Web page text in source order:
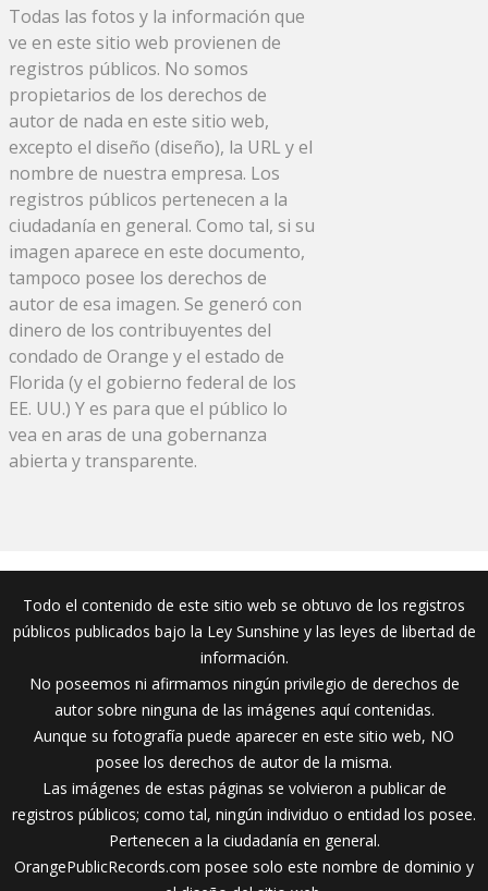
Todas las fotos y la información que
ve en este sitio web provienen de
registros públicos. No somos
propietarios de los derechos de
autor de nada en este sitio web,
excepto el diseño (diseño), la URL y el
nombre de nuestra empresa. Los
registros públicos pertenecen a la
ciudadanía en general. Como tal, si su
imagen aparece en este documento,
tampoco posee los derechos de
autor de esa imagen. Se generó con
dinero de los contribuyentes del
condado de Orange y el estado de
Florida (y el gobierno federal de los
EE. UU.) Y es para que el público lo
vea en aras de una gobernanza
abierta y transparente.
Todo el contenido de este sitio web se obtuvo de los registros
públicos publicados bajo la Ley Sunshine y las leyes de libertad de
información.
No poseemos ni afirmamos ningún privilegio de derechos de
autor sobre ninguna de las imágenes aquí contenidas.
Aunque su fotografía puede aparecer en este sitio web, NO
posee los derechos de autor de la misma.
Las imágenes de estas páginas se volvieron a publicar de
registros públicos; como tal, ningún individuo o entidad los posee.
Pertenecen a la ciudadanía en general.
OrangePublicRecords.com posee solo este nombre de dominio y